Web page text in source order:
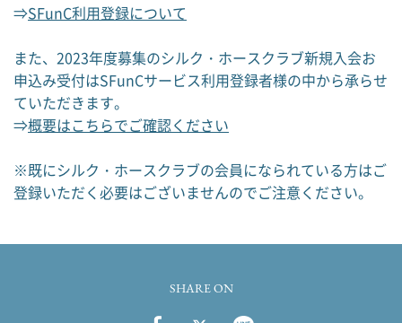
⇒SFunC利用登録について
また、2023年度募集のシルク・ホースクラブ新規入会お
申込み受付はSFunCサービス利用登録者様の中から承らせ
ていただきます。
⇒概要はこちらでご確認ください
※既にシルク・ホースクラブの会員になられている方はご
登録いただく必要はございませんのでご注意ください。
SHARE ON